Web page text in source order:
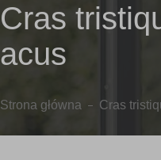
Cras
acus
Strona główna Cras